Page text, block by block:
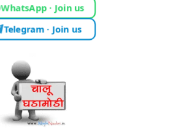
WhatsApp · Join us
Telegram · Join us